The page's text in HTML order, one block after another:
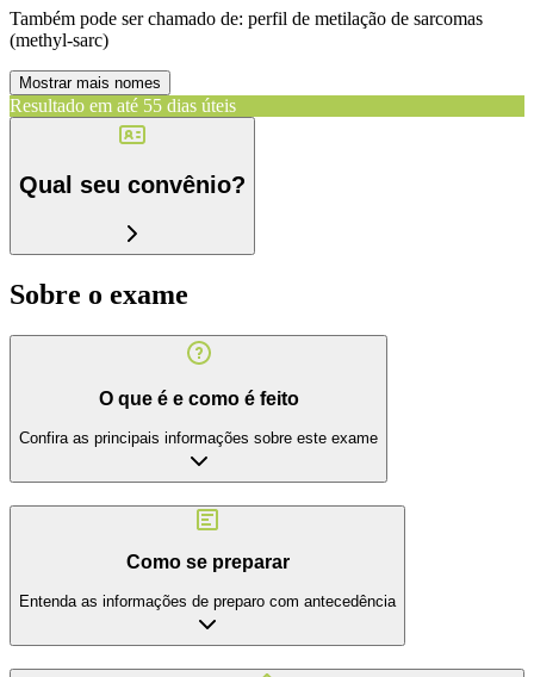
Também pode ser chamado de: perfil de metilação de sarcomas
(methyl-sarc)
Mostrar mais nomes
Resultado em até 55 dias úteis
Qual seu convênio?
Sobre o exame
O que é e como é feito
Confira as principais informações sobre este exame
Como se preparar
Entenda as informações de preparo com antecedência